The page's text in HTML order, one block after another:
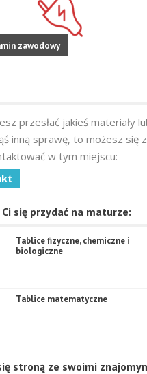
zawodowy
przesłać jakieś materiały
inną sprawę, to możesz się
w tym miejscu:
się przydać na maturze:
Tablice fizyczne, chemiczne i
biologiczne
Tablice matematyczne
stroną ze swoimi